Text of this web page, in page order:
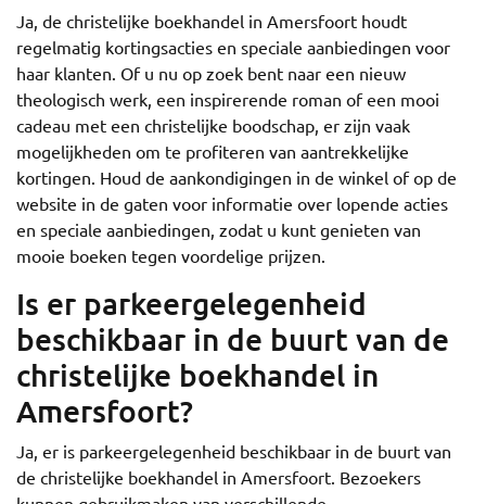
Ja, de christelijke boekhandel in Amersfoort houdt
regelmatig kortingsacties en speciale aanbiedingen voor
haar klanten. Of u nu op zoek bent naar een nieuw
theologisch werk, een inspirerende roman of een mooi
cadeau met een christelijke boodschap, er zijn vaak
mogelijkheden om te profiteren van aantrekkelijke
kortingen. Houd de aankondigingen in de winkel of op de
website in de gaten voor informatie over lopende acties
en speciale aanbiedingen, zodat u kunt genieten van
mooie boeken tegen voordelige prijzen.
Is er parkeergelegenheid
beschikbaar in de buurt van de
christelijke boekhandel in
Amersfoort?
Ja, er is parkeergelegenheid beschikbaar in de buurt van
de christelijke boekhandel in Amersfoort. Bezoekers